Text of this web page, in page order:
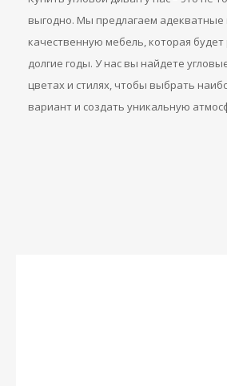
выгодно. Мы предлагаем адекватные
качественную мебель, которая
долгие годы. У нас вы найдете
цветах и стилях, чтобы выбрать
вариант и создать уникальную